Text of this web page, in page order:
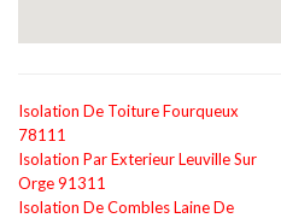
Isolation De Toiture Fourqueux
78111
Isolation Par Exterieur Leuville Sur
Orge 91311
Isolation De Combles Laine De